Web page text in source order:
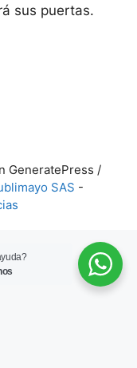
sus puertas.
GeneratePress /
SAS -